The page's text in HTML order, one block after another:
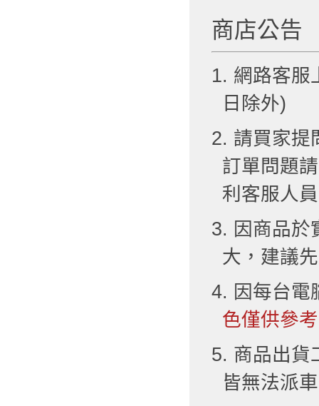
商店公告
1. 網路客服
日除外)
2. 請買家提
訂單問題
利客服人
3. 因商品於
大，建議
4. 因每台電
色僅供參
5. 商品出貨
皆無法派